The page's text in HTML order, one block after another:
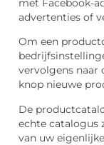
met Facebook-
advertenties of
Om een
vervolgens naar
knop nieuwe
De
echte catalogus
van uw